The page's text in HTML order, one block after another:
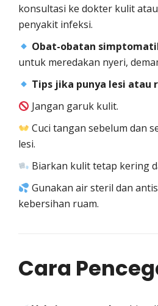
konsultasi ke dokter kulit
penyakit infeksi.
Obat-obatan
untuk meredakan nyeri,
Tips jika punya lesi atau
Jangan garuk kulit.
Cuci tangan sebelum dan
lesi.
Biarkan kulit tetap kering
Gunakan air steril dan
kebersihan ruam.
Cara